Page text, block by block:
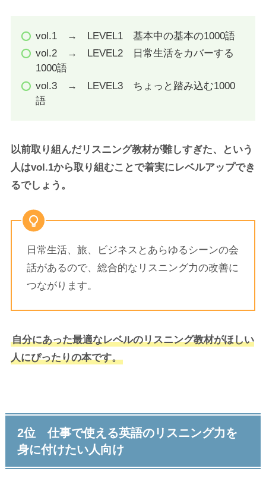
vol.1 → LEVEL1 基本中の基本の1000語
vol.2 → LEVEL2 日常生活をカバーする
1000語
vol.3 → LEVEL3 ちょっと踏み込む1000
語
以前取り組んだリスニング教材が難しすぎた、という
人はvol.1から取り組むことで着実にレベルアップでき
るでしょう。
日常生活、旅、ビジネスとあらゆるシーンの会
話があるので、総合的なリスニング力の改善に
つながります。
自分にあった最適なレベルのリスニング教材がほしい
人にぴったりの本です。
2位 仕事で使える英語のリスニング力を
身に付けたい人向け